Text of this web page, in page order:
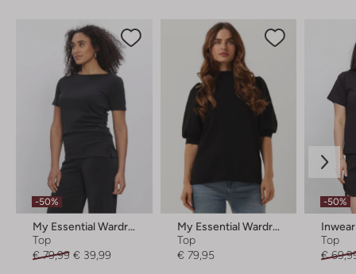
-50%
My Essential Wardrobe
Top
€ 79,99 € 39,99
My Essential Wardrobe
Top
€ 79,95
-50%
Inwear
Top
€